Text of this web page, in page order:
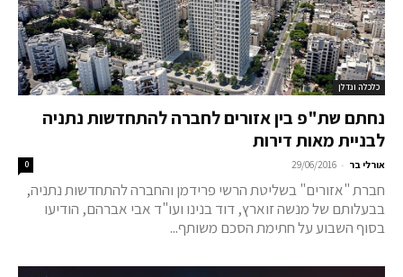
כלכלה ונדלן
נחתם שת"פ בין אזורים לחברה להתחדשות נתניה
לבניית מאות דירות
אורלי בר -
29/06/2016
0
חברת "אזורים" בשליטת הרשי פרידמן והחברה להתחדשות נתניה,
בבעלותם של מנשה זוארץ, דוד בנינו ועו"ד אבי אברהם, הודיעו
בסוף השבוע על חתימת הסכם משותף...